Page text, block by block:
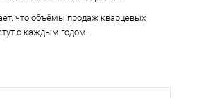
что объёмы продаж кварцевых
с каждым годом.